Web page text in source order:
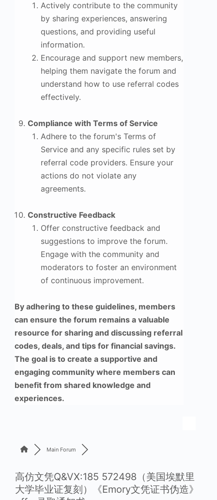
Actively contribute to the community
by sharing experiences, answering
questions, and providing useful
information.
Encourage and support new members,
helping them navigate the forum and
understand how to use referral codes
effectively.
Compliance with Terms of Service
Adhere to the forum's Terms of
Service and any specific rules set by
referral code providers. Ensure your
actions do not violate any
agreements.
Constructive Feedback
Offer constructive feedback and
suggestions to improve the forum.
Engage with the community and
moderators to foster an environment
of continuous improvement.
By adhering to these guidelines, members
can ensure the forum remains a valuable
resource for sharing and discussing referral
codes, deals, and tips for financial savings.
The goal is to create a supportive and
engaging community where members can
benefit from shared knowledge and
experiences.
Main Forum
高仿文凭Q&VX:185 572498（美国埃默里
大学毕业证复刻）《Emory文凭证书伪造》